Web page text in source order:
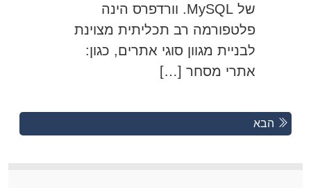
של MySQL. וורדפרס הינה
פלטפורמה רב תכליתית מצוינת
לבניית מגוון סוגי אתרים, כגון:
אתרי מסחר […]
Posts
Previous
Posts
הבא